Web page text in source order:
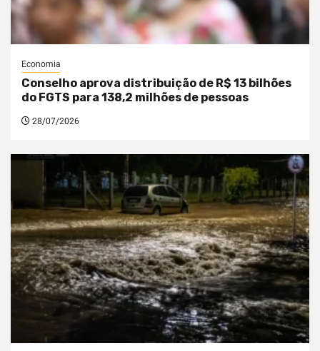
Economia
Conselho aprova distribuição de R$ 13 bilhões
do FGTS para 138,2 milhões de pessoas
28/07/2026